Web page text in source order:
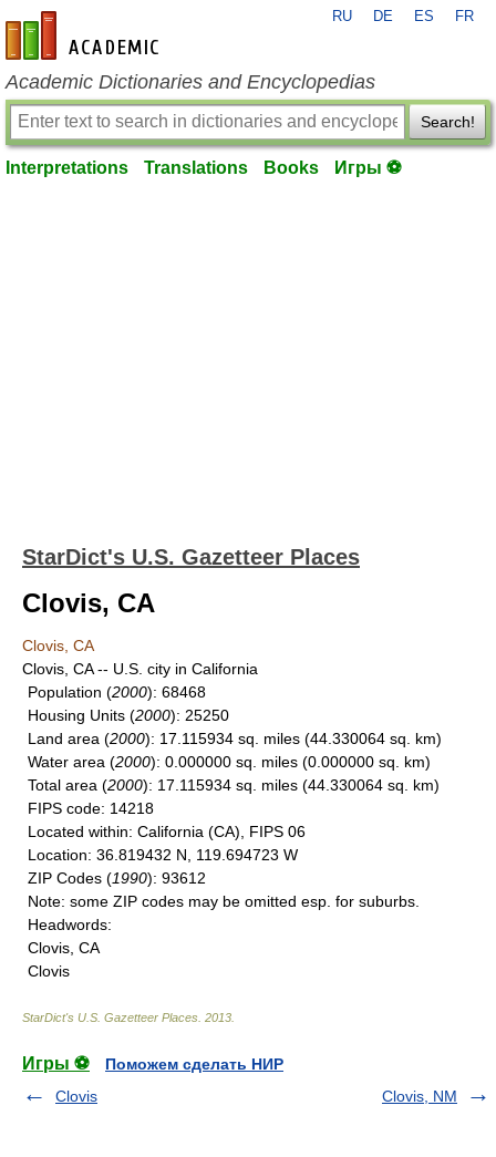
en-academic.com
RU DE ES FR
Academic Dictionaries and Encyclopedias
Search!
Interpretations Translations Books Игры ⚽
StarDict's U.S. Gazetteer Places
Clovis, CA
Clovis, CA
Clovis, CA -- U.S. city in California
Population (2000): 68468
Housing Units (2000): 25250
Land area (2000): 17.115934 sq. miles (44.330064 sq. km)
Water area (2000): 0.000000 sq. miles (0.000000 sq. km)
Total area (2000): 17.115934 sq. miles (44.330064 sq. km)
FIPS code: 14218
Located within: California (CA), FIPS 06
Location: 36.819432 N, 119.694723 W
ZIP Codes (1990): 93612
Note: some ZIP codes may be omitted esp. for suburbs.
Headwords:
Clovis, CA
Clovis
StarDict's U.S. Gazetteer Places 2013
Игры ⚽
Поможем сделать НИР
Clovis
Clovis, NM